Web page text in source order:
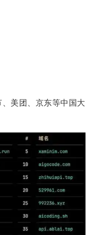
美团、京东等中国大